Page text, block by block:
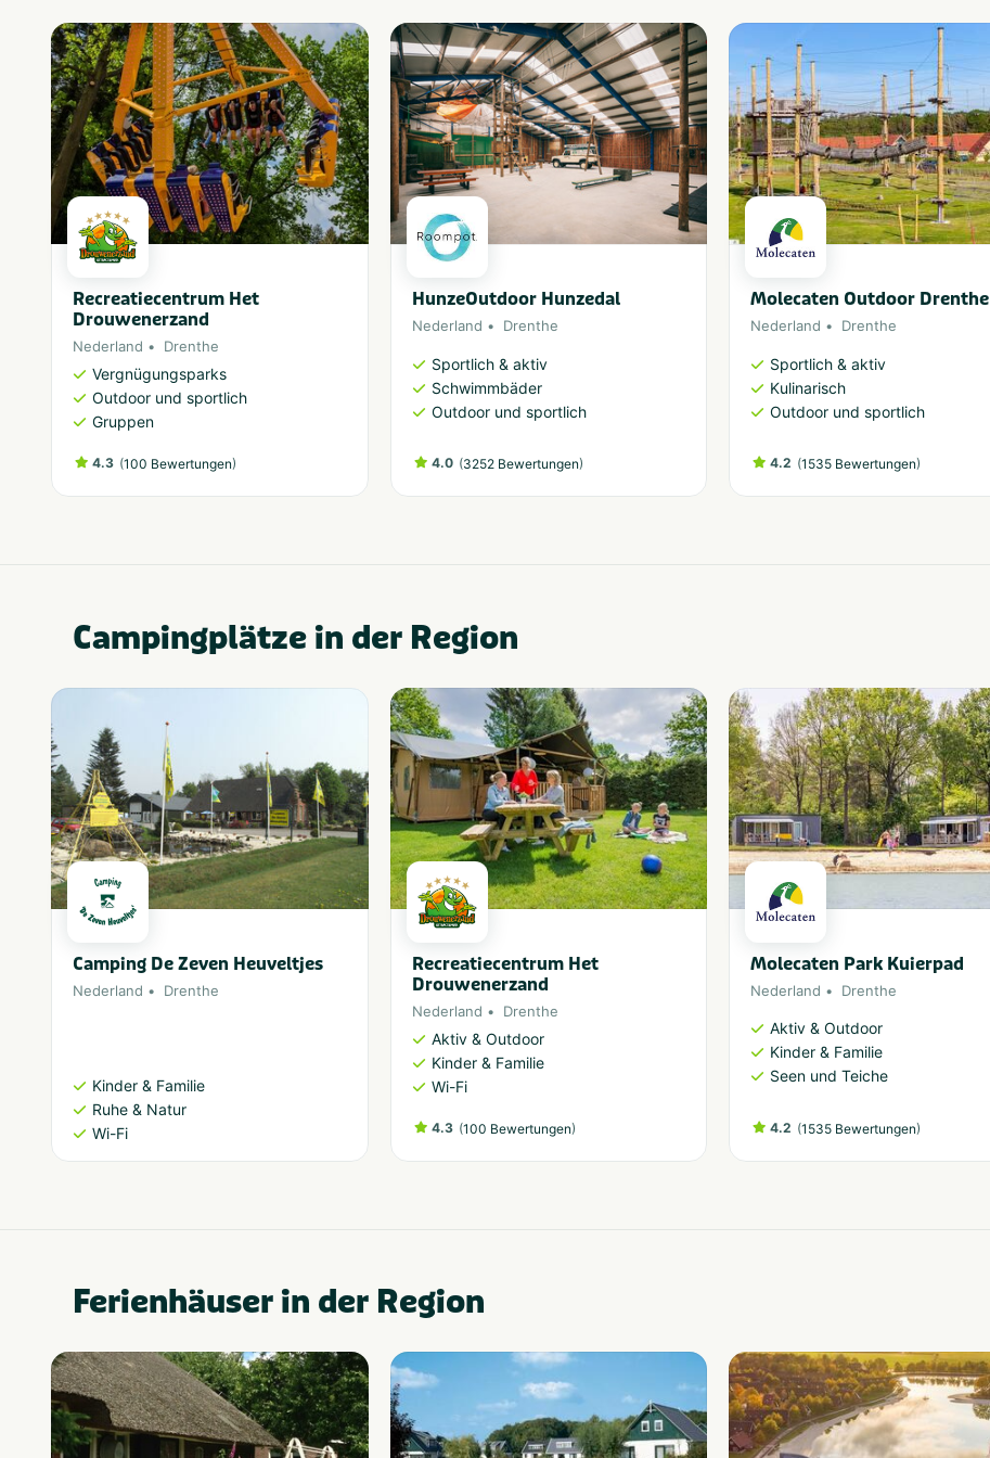
Recreatiecentrum Het
Drouwenerzand
Nederland Drenthe
Vergnügungsparks
Outdoor und sportlich
Gruppen
4.3 (100 Bewertungen)
HunzeOutdoor Hunzedal
Nederland Drenthe
Sportlich & aktiv
Schwimmbäder
Outdoor und sportlich
4.0 (3252 Bewertungen)
Molecaten Outdoor Drenthe
Nederland Drenthe
Sportlich & aktiv
Kulinarisch
Outdoor und sportlich
4.2 (1535 Bewertungen)
Campingplätze in der Region
Camping De Zeven Heuveltjes
Nederland Drenthe
Kinder & Familie
Ruhe & Natur
Wi-Fi
Recreatiecentrum Het
Drouwenerzand
Nederland Drenthe
Aktiv & Outdoor
Kinder & Familie
Wi-Fi
4.3 (100 Bewertungen)
Molecaten Park Kuierpad
Nederland Drenthe
Aktiv & Outdoor
Kinder & Familie
Seen und Teiche
4.2 (1535 Bewertungen)
Ferienhäuser in der Region